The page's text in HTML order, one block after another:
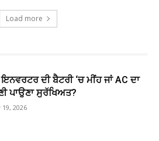
Load more
ਇਨਵਰਟਰ ਦੀ ਬੈਟਰੀ ‘ਚ ਮੀਂਹ ਜਾਂ AC ਦਾ
ਪਾਉਣਾ ਸੁਰੱਖਿਅਤ?
19, 2026